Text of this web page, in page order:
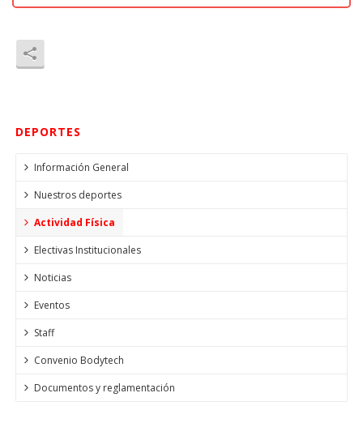
DEPORTES
Información General
Nuestros deportes
Actividad Física
Electivas Institucionales
Noticias
Eventos
Staff
Convenio Bodytech
Documentos y reglamentación